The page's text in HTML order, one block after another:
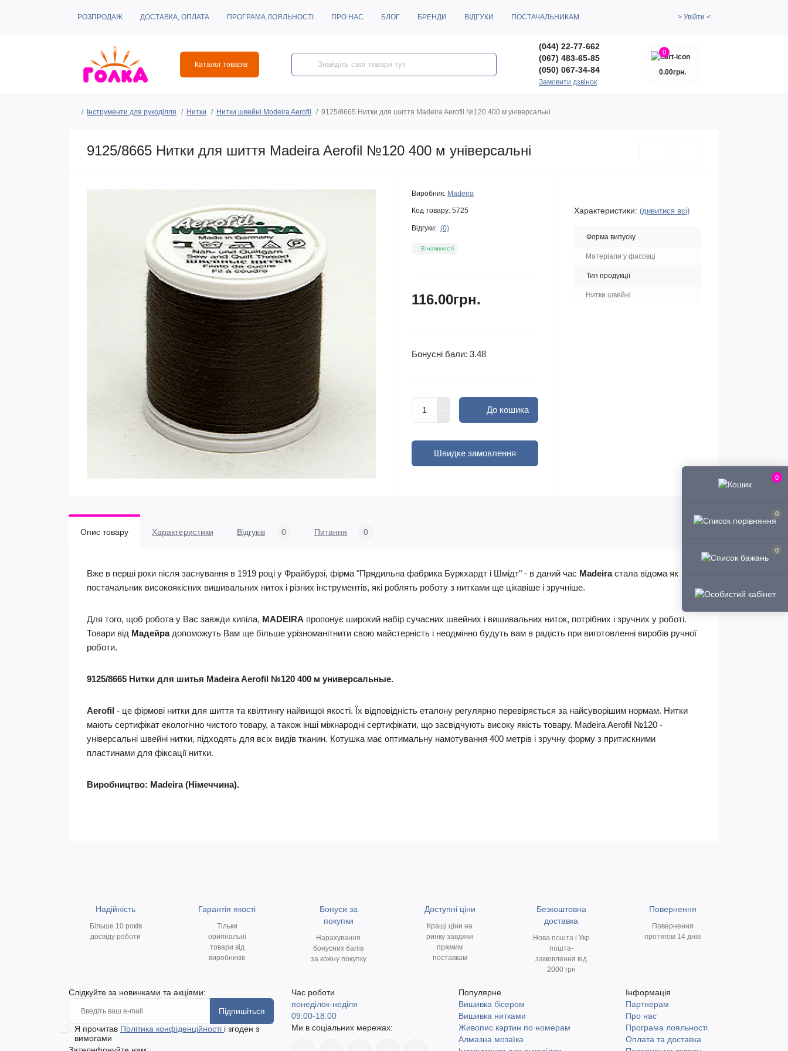
0
0
0
РОЗПРОДАЖ ДОСТАВКА, ОПЛАТА ПРОГРАМА ЛОЯЛЬНОСТІ ПРО НАС БЛОГ БРЕНДИ ВІДГУКИ ПОСТАЧАЛЬНИКАМ > Увійти <
Каталог товарів
(044) 22-77-662
(067) 483-65-85
(050) 067-34-84
Замовити дзвінок
0
0.00грн.
Інструменти для рукоділля Нитки Нитки швейні Modeira Aerofil 9125/8665 Нитки для шиття Madeira Aerofil №120 400 м універсальні
9125/8665 Нитки для шиття Madeira Aerofil №120 400 м універсальні
Виробник: Madeira
Код товару: 5725
Відгуки: (0)
В наявності
116.00грн.
Бонусні бали: 3.48
До кошика
Швидке замовлення
Характеристики: (дивитися всі)
Форма випуску
Матеріали у фасовці
Тип продукції
Нитки швейні
Опис товару Характеристики Відгуків 0 Питання 0
Вже в перші роки після заснування в 1919 році у Фрайбурзі, фірма "Прядильна фабрика Буркхардт і Шмідт" - в даний час Madeiraстала відома як
постачальник високоякісних вишивальних ниток і різних інструментів, які роблять роботу з нитками ще цікавіше і зручніше.
Для того, щоб робота у Вас завжди кипіла, MADEIRA пропонує широкий набір сучасних швейних і вишивальних ниток, потрібних і зручних у роботі.
Товари від Мадейрадопоможуть Вам ще більше урізноманітнити свою майстерність і неодмінно будуть вам в радість при виготовленні виробів ручної
роботи.
9125/8665 Нитки для шитья Madeira Aerofil №120 400 м универсальные.
Aerofil - це фірмові нитки для шиття та квілтингу найвищої якості. Їх відповідність еталону регулярно перевіряється за найсуворішим нормам. Нитки
мають сертифікат екологічно чистого товару, а також інші міжнародні сертифікати, що засвідчують високу якість товару. Madeira Aerofil №120 -
універсальні швейні нитки, підходять для всіх видів тканин. Котушка має оптимальну намотування 400 метрів і зручну форму з притискними
пластинами для фіксації нитки.
Виробництво: Madeira (Німеччина).
Надійність
Більше 10 років
досвіду роботи
Гарантія якості
Тільки
оригінальні
товари від
виробників
Бонуси за
покупки
Нарахування
бонусних балів
за кожну покупку
Доступні ціни
Кращі ціни на
ринку завдяки
прямим
поставкам
Безкоштовна
доставка
Нова пошта і Укр
пошта-
замовлення від
2000 грн
Повернення
Повернення
протягом 14 днів
Слідкуйте за новинками та акціями:
Підпишіться
Я прочитав Політика конфіденційності і згоден з
вимогами
Час роботи
понеділок-неділя
09:00-18:00
Ми в соціальних мережах:
Популярне
Вишивка бісером
Вишивка нитками
Живопис картин по номерам
Алмазна мозаїка
Інформація
Партнерам
Про нас
Програма лояльності
Оплата та доставка